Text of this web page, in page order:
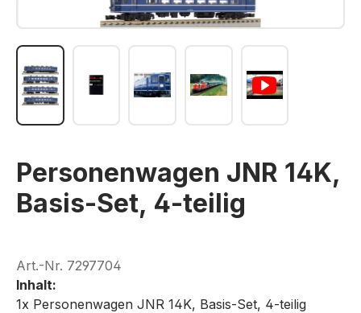
Personenwagen JNR 14K,
Basis-Set, 4-teilig
Art.-Nr. 7297704
Inhalt:
1x Personenwagen JNR 14K, Basis-Set, 4-teilig